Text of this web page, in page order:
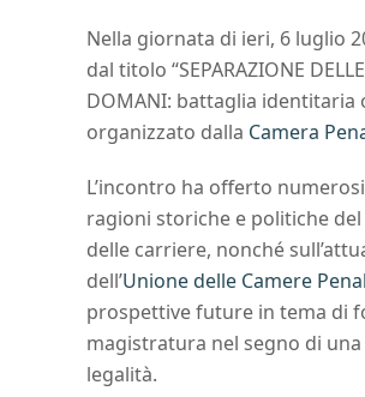
Nella giornata di ieri, 6 luglio
dal titolo “SEPARAZIONE
DOMANI: battaglia identitaria
organizzato dalla Camera
L’incontro ha offerto
ragioni storiche e politiche
delle carriere, nonché
dell’Unione delle Camere
prospettive future in tema di
magistratura nel segno di
legalità.